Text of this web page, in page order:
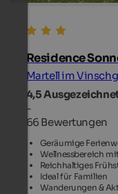
Residence
Martell im
4,5
-
66 Bewertungen
Geräumige
Wellnessbereich
Reichhaltiges
Ideal für Familien
Wanderungen &